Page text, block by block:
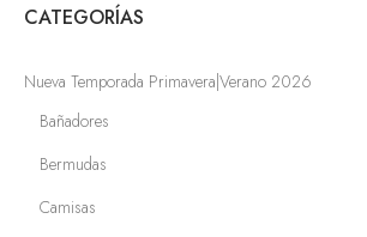
CATEGORÍAS
Nueva Temporada Primavera|Verano 2026
Bañadores
Bermudas
Camisas